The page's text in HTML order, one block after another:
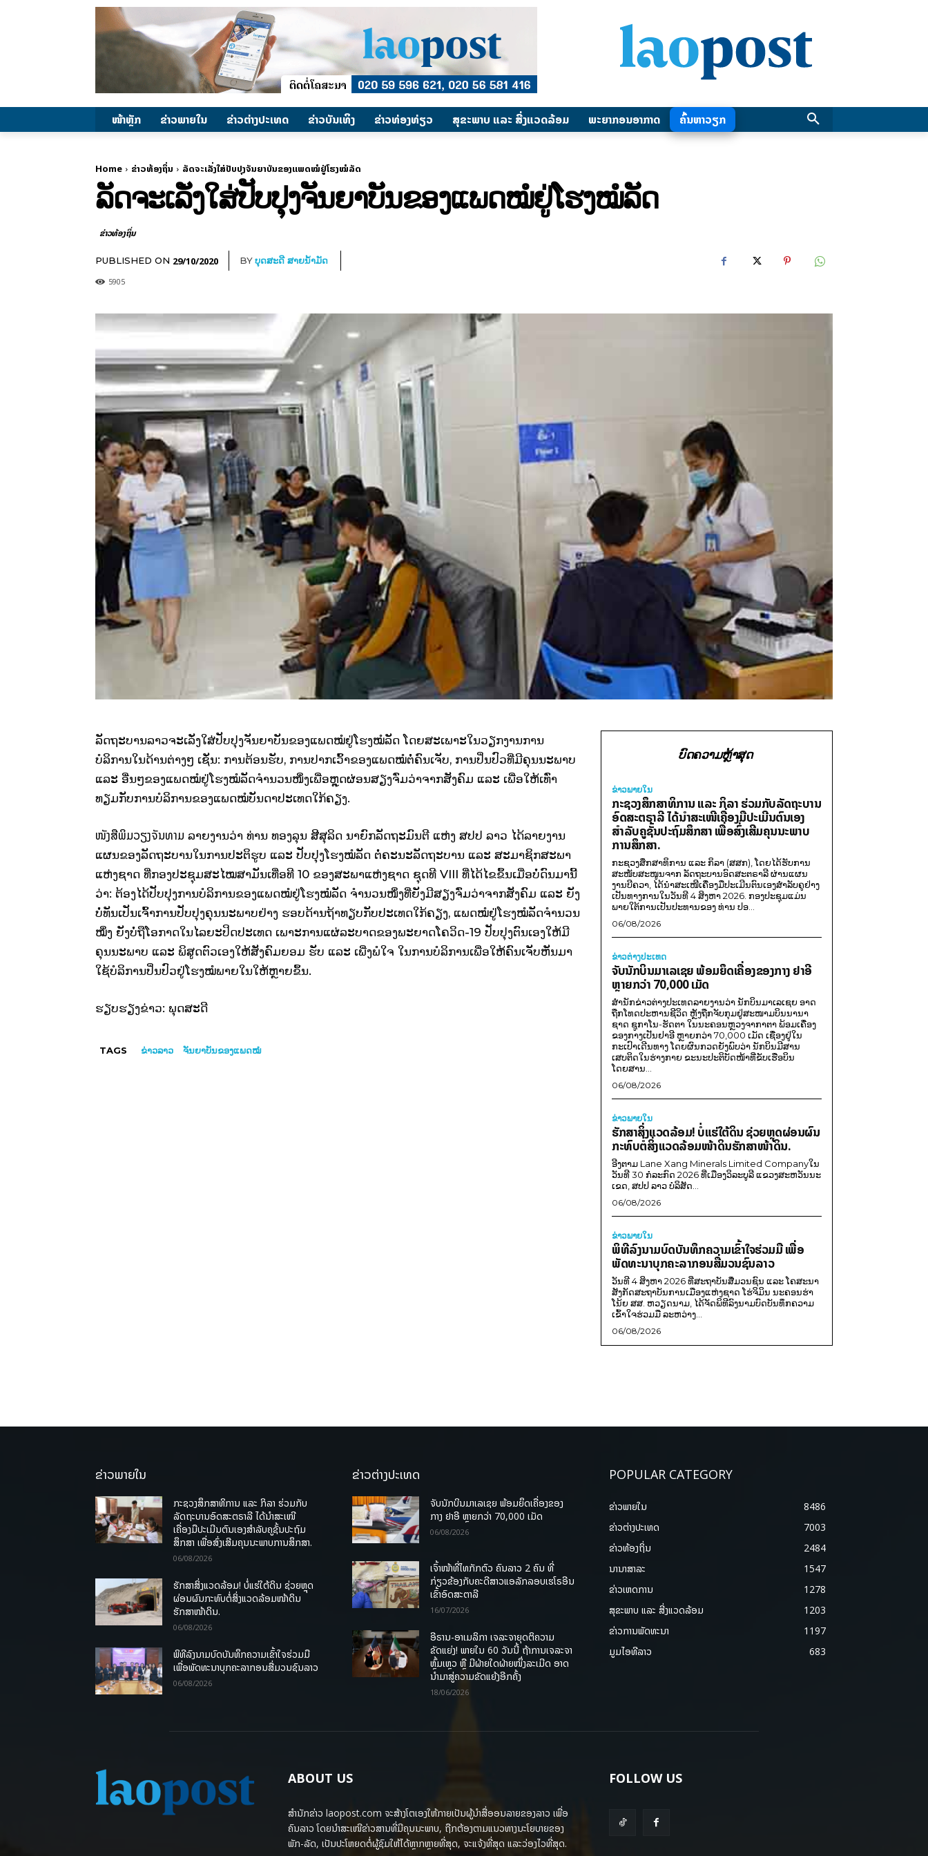
ໜ້າຫຼັກ ຂ່າວພາຍ​ໃນ ຂ່າວຕ່າງປະເທດ ​ຂ່າວບັນເທິງ ​ຂ່າວທ່ອງທ່ຽວ ສຸຂະພາບ ແລະ ສີ່ງແວດລ້ອມ ພະຍາກອນອາກາດ ຄົ້ນຫາວຽກ
Home ຂ່າວທ້ອງຖິ່ນ ລັດຈະເລັ່ງໃສ່ປັບປຸງຈັນຍາບັນຂອງແພດໝໍຢູ່ໂຮງໝໍລັດ
ລັດຈະເລັ່ງໃສ່ປັບປຸງຈັນຍາບັນຂອງແພດໝໍຢູ່ໂຮງໝໍລັດ
ຂ່າວທ້ອງຖິ່ນ
PUBLISHED ON 29/10/2020 BYບຸດສະດີ ສາຍນ້ຳມັດ
5905
ລັດຖະບານລາວຈະເລັ່ງໃສ່ປັບປຸງຈັນຍາບັນຂອງແພດໝໍຢູ່ໂຮງໝໍລັດ ໂດຍສະເພາະໃນວຽກງານການ
ບໍລິການໃນດ້ານຕ່າງໆ ເຊັ່ນ: ການຕ້ອນຮັບ, ການປາກເວົ້າຂອງແພດໝໍຕໍ່ຄົນເຈັບ, ການປິ່ນປົວທີ່ມີຄຸນນະພາບ
ແລະ ອື່ນໆຂອງແພດໝໍຢູ່ໂຮງໝໍລັດຈໍານວນໜຶ່ງເພື່ອຫຼຸດຜ່ອນສຽງຈົ່ມວ່າຈາກສັງຄົມ ແລະ ເພື່ອໃຫ້ເທົ່າ
ທຽມກັບການບໍລິການຂອງແພດໝໍບັນດາປະເທດໃກ້ຄຽງ.
ໜັງສືພິມວຽງຈັນທາມ ລາຍງານວ່າ ທ່ານ ທອງລຸນ ສີສຸລິດ ນາຍົກລັດຖະມົນຕີ ແຫ່ງ ສປປ ລາວ ໄດ້ລາຍງານ
ແຜນຂອງລັດຖະບານໃນການປະຕິຮູບ ແລະ ປັບປຸງໂຮງໝໍລັດ ຕໍ່ຄະນະລັດຖະບານ ແລະ ສະມາຊິກສະພາ
ແຫ່ງຊາດ ທີ່ກອງປະຊຸມສະໄໝສາມັນເທື່ອທີ 10 ຂອງສະພາແຫ່ງຊາດ ຊຸດທີ VIII ທີ່ໄດ້ໄຂຂຶ້ນເມື່ອບໍ່ດົນມານີ້
ວ່າ: ຕ້ອງໄດ້ປັບປຸງການບໍລິການຂອງແພດໝໍຢູ່ໂຮງໝໍລັດ ຈໍານວນໜຶ່ງທີ່ຍັງມີສຽງຈົ່ມວ່າຈາກສັງຄົມ ແລະ ຍັງ
ບໍ່ທັນເປັນເຈົ້າການປັບປຸງຄຸນນະພາບຢ່າງ ຮອບດ້ານຖ້າທຽບກັບປະເທດໃກ້ຄຽງ, ແພດໝໍຢູ່ໂຮງໝໍລັດຈໍານວນ
ໝຶ່ງ ຍັງບໍ່ຖືໂອກາດໃນໄລຍະປິດປະເທດ ເພາະການແຜ່ລະບາດຂອງພະຍາດໂຄວິດ-19 ປັບປຸງຕົນເອງໃຫ້ມີ
ຄຸນນະພາບ ແລະ ພິສູດຕົວເອງໃຫ້ສັງຄົມຍອມ ຮັບ ແລະ ເພີ່ງພໍໃຈ ໃນການບໍລິການເພື່ອໃຫ້ຄົນເຈັບຫັນມາ
ໃຊ້ບໍລິການປິ່ນປົວຢູ່ໂຮງໝໍພາຍໃນໃຫ້ຫຼາຍຂຶ້ນ.
ຮຽບຮຽງຂ່າວ: ພຸດສະດີ
TAGS ຂ່າວລາວ ຈັນຍາບັນຂອງແພດໝໍ
ບົດຄວາມຫຼ້າສຸດ
ຂ່າວພາຍ​ໃນ
ກະຊວງສຶກສາທິການ ແລະ ກິລາ ຮ່ວມກັບລັດຖະບານ
ອົດສະຕຣາລີ ໄດ້ນຳສະເໜີເຄື່ອງມືປະເມີນຕົນເອງ
ສຳລັບຄູຊັ້ນປະຖົມສຶກສາ ເພື່ອສົ່ງເສີມຄຸນນະພາບ
ການສຶກສາ.
ກະຊວງສຶກສາທິການ ແລະ ກິລາ (ສສກ), ໂດຍໄດ້ຮັບການ
ສະໜັບສະໜູນຈາກ ລັດຖະບານອົດສະຕຣາລີ ຜ່ານແຜນ
ງານບີຄວາ, ໄດ້ນຳສະເໜີເຄື່ອງມືປະເມີນຕົນເອງສຳລັບຄູຢ່າງ
ເປັນທາງການໃນວັນທີ 4 ສິງຫາ 2026. ກອງປະຊຸມແມ່ນ
ພາຍໃຕ້ການເປັນປະທານຂອງ ທ່ານ ປອ...
06/08/2026
ຂ່າວຕ່າງປະເທດ
ຈັບນັກບິນມາເລເຊຍ ພ້ອມຍຶດເຄື່ອງຂອງກາງ ຢາອີ
ຫຼາຍກວ່າ 70,000 ເມັດ
ສຳນັກຂ່າວຕ່າງປະເທດລາຍງານວ່າ ນັກບິນມາເລເຊຍ ອາດ
ຖືກໂທດປະຫານຊີວິດ ຫຼັງຖືກຈັບກຸມຢູ່ສະໜາມບິນນານາ
ຊາດ ຊູກາໂນ-ຮັດຕາ ໃນນະຄອນຫຼວງຈາກາຕາ ພ້ອມເຄື່ອງ
ຂອງກາງເປັນຢາອີ ຫຼາຍກວ່າ 70,000 ເມັດ ເຊື່ອງຢູ່ໃນ
ກະເປົາເດີນທາງ ໂດຍຜົນກວດຍັງພົບວ່າ ນັກບິນມີສານ
ເສບຕິດໃນຮ່າງກາຍ ຂະນະປະຕິບັດໜ້າທີ່ຂັບເຮືອບິນ
ໂດຍສານ...
06/08/2026
ຂ່າວພາຍ​ໃນ
ຮັກສາສິ່ງແວດລ້ອມ! ບໍ່ແຮ່ໃຕ້ດິນ ຊ່ວຍຫຼຸດຜ່ອນຜົນ
ກະທົບຕໍ່ສິ່ງແວດລ້ອມໜ້າດິນຮັກສາໜ້າດິນ.
ອີງຕາມ Lane Xang Minerals Limited Companyໃນ
ວັນທີ 30 ກໍລະກົດ 2026 ທີ່ເມືອງວິລະບູລີ ແຂວງສະຫວັນນະ
ເຂດ, ສປປ ລາວ ບໍລິສັດ...
06/08/2026
ຂ່າວພາຍ​ໃນ
ພິທີລົງນາມບົດບັນທຶກຄວາມເຂົ້າໃຈຮ່ວມມື ເພື່ອ
ພັດທະນາບຸກຄະລາກອນສື່ມວນຊົນລາວ
ວັນທີ 4 ສິງຫາ 2026 ທີ່ສະຖາບັນສື່ມວນຊົນ ແລະ ໂຄສະນາ
ສັງກັດສະຖາບັນການເມືອງແຫ່ງຊາດ ໂຮ່ຈິມິນ ນະຄອນຮ່າ
ໂນ້ຍ ສສ. ຫວຽດນາມ, ໄດ້ຈັດພິທີລົງນາມບົດບັນທຶກຄວາມ
ເຂົ້າໃຈຮ່ວມມື ລະຫວ່າງ...
06/08/2026
ຂ່າວພາຍໃນ
ກະຊວງສຶກສາທິການ ແລະ ກິລາ ຮ່ວມກັບ
ລັດຖະບານອົດສະຕຣາລີ ໄດ້ນຳສະເໜີ
ເຄື່ອງມືປະເມີນຕົນເອງສຳລັບຄູຊັ້ນປະຖົມ
ສຶກສາ ເພື່ອສົ່ງເສີມຄຸນນະພາບການສຶກສາ.
06/08/2026
ຮັກສາສິ່ງແວດລ້ອມ! ບໍ່ແຮ່ໃຕ້ດິນ ຊ່ວຍຫຼຸດ
ຜ່ອນຜົນກະທົບຕໍ່ສິ່ງແວດລ້ອມໜ້າດິນ
ຮັກສາໜ້າດິນ.
06/08/2026
ພິທີລົງນາມບົດບັນທຶກຄວາມເຂົ້າໃຈຮ່ວມມື
ເພື່ອພັດທະນາບຸກຄະລາກອນສື່ມວນຊົນລາວ
06/08/2026
ຂ່າວຕ່າງປະເທດ
ຈັບນັກບິນມາເລເຊຍ ພ້ອມຍຶດເຄື່ອງຂອງ
ກາງ ຢາອີ ຫຼາຍກວ່າ 70,000 ເມັດ
06/08/2026
ເຈົ້າໜ້າທີ່ໄທກັກຕົວ ຄົນລາວ 2 ຄົນ ທີ່
ກ່ຽວຂ້ອງກັບຄະດີສາວແອລັກລອບເຮໂຣອີນ
ເຂົ້າອົດສະຕາລີ
16/07/2026
ອີຣານ-ອາເມລິກາ ເຈລະຈາຍຸດຕິຄວາມ
ຂັດແຍ່ງ! ພາຍໃນ 60 ວັນນີ້ ຖ້າການເຈລະຈາ
ຫຼົ້ມເຫຼວ ຫຼື ມີຝ່າຍໃດຝ່າຍໜຶ່ງລະເມີດ ອາດ
ນໍາມາສູ່ຄວາມຂັດແຍ້ງອີກຄັ້ງ
18/06/2026
POPULAR CATEGORY
ຂ່າວພາຍ​ໃນ
8486
ຂ່າວຕ່າງປະເທດ
7003
ຂ່າວທ້ອງຖິ່ນ
2484
ນານາສາລະ
1547
ຂ່າວເຫດການ
1278
ສຸຂະພາບ ແລະ ສີ່ງແວດລ້ອມ
1203
ຂ່າວການພັດທະນາ
1197
ມູມໄອທີລາວ
683
ABOUT US
ສຳນັກຂ່າວ laopost.com ຈະສ້າງໂຕເອງໃຫ້ກາຍເປັນຜູ້ນຳສື່ອອນລາຍຂອງລາວ ເພື່ອ
ຄົນລາວ ໂດຍນຳສະເໜີຂ່າວສານທີ່ມີຄຸນນະພາບ, ຖືກຕ້ອງຕາມແນວທາງນະໂຍບາຍຂອງ
ພັກ-ລັດ, ເປັນປະໂຫຍດຕໍ່ຜູ້ຊົມໃຫ້ໄດ້ຫຼາກຫຼາຍທີ່ສຸດ, ຈະແຈ້ງທີ່ສຸດ ແລະວ່ອງໄວທີ່ສຸດ.
FOLLOW US